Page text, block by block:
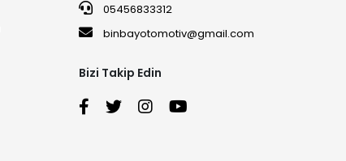
05456833312
binbayotomotiv@gmail.com
Bizi Takip Edin